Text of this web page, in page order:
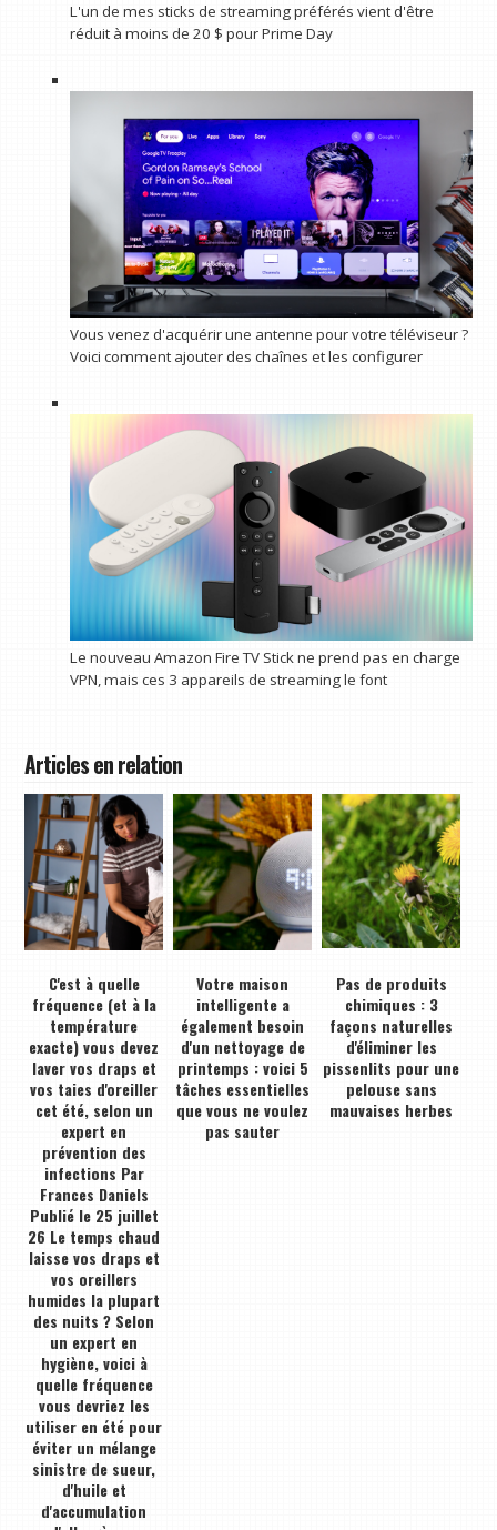
L'un de mes sticks de streaming préférés vient d'être
réduit à moins de 20 $ pour Prime Day
Vous venez d'acquérir une antenne pour votre téléviseur ?
Voici comment ajouter des chaînes et les configurer
Le nouveau Amazon Fire TV Stick ne prend pas en charge
VPN, mais ces 3 appareils de streaming le font
Articles en relation
C'est à quelle
fréquence (et à la
température
exacte) vous devez
laver vos draps et
vos taies d'oreiller
cet été, selon un
expert en
prévention des
infections Par
Frances Daniels
Publié le 25 juillet
26 Le temps chaud
laisse vos draps et
vos oreillers
humides la plupart
des nuits ? Selon
un expert en
hygiène, voici à
quelle fréquence
vous devriez les
utiliser en été pour
éviter un mélange
sinistre de sueur,
d'huile et
d'accumulation
Votre maison
intelligente a
également besoin
d'un nettoyage de
printemps : voici 5
tâches essentielles
que vous ne voulez
pas sauter
Pas de produits
chimiques : 3
façons naturelles
d'éliminer les
pissenlits pour une
pelouse sans
mauvaises herbes